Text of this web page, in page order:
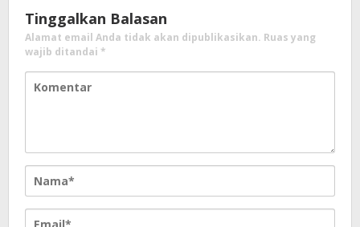
Tinggalkan Balasan
Alamat email Anda tidak akan dipublikasikan. Ruas yang
wajib ditandai *